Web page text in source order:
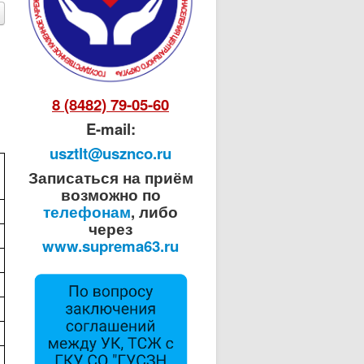
8 (8482) 79-05-60
E-mail:
usztlt@usznco.ru
Записаться на приём
возможно по
телефонам, либо
через
www.suprema63.ru